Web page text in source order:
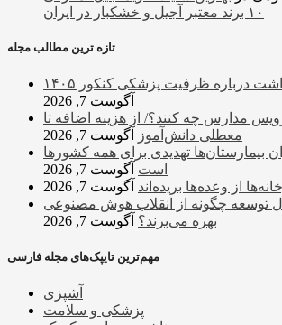
۱۰ برند معتبر آجیل و خشکبار در ایران
تازه ترین مطالب مجله
درباره ظرفیت پزشکی کنکور ۱۴۰۵
آگوست 7, 2026
مدارس چه کنند؟/ از هزینه اضافه تا
معطلی دانش‌آموز
آگوست 7, 2026
بیمارستان‌ها تهدیدی برای همه کشورها
است آگوست 7, 2026
از وعده‌ها بریده‌اند آگوست 7, 2026
توسعه چگونه از انقلاب هوش مصنوعی
بهره می‌برند؟ آگوست 7, 2026
مهم‌ترین تایپک‌های مجله فارسی
آشپزی
پزشکی و سلامت